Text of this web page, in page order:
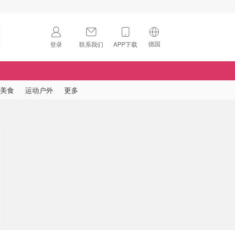
登录 联系我们 APP下载 德国
🇺🇸
美食 运动户外 更多